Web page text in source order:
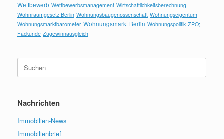
Wettbewerb Wettbewerbsmanagement Wirtschaftlichkeitsberechnung
Wohnraumgesetz Berlin Wohnungsbaugenossenschaft Wohnungseigentum
Wohnungsmarktbarometer Wohnungsmarkt Berlin Wohnungspolitik ZPO;
Fackunde Zugewinnausgleich
Suchen
nach:
Nachrichten
Immobilien-News
Immobilienbrief